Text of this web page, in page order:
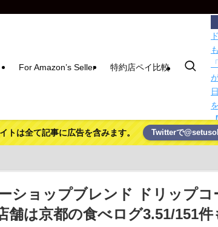
For Amazon’s Seller 特約店ペイ比較
トは全て記事に広告を含みます。 Twitterで
ショップブレンド ドリップコ
舗は京都の食べログ3.51/151件